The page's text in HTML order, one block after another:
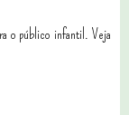
o público infantil. Veja